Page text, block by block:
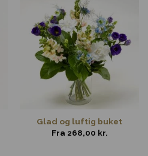
Glad og luftig buket
Fra 268,00 kr.